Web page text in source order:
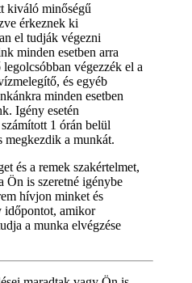
kiváló minőségű
érkeznek ki
el tudják végezni
minden esetben arra
végezzék el a
és egyéb
minden esetben
Igény esetén
1 órán belül
megkezdik a munkát.
és a remek szakértelmet,
Ön is szeretné igénybe
hívjon minket és
időpontot, amikor
a munka elvégzése